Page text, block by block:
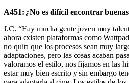
A451: ¿No es difícil encontrar
J.C: “Hay mucha gente joven muy
ahora existen plataformas como
no quita que los procesos sean muy
adaptaciones, pero las cosas acaban
valoramos el estilo, nos fijamos en las
estar muy bien escrito y sin embargo